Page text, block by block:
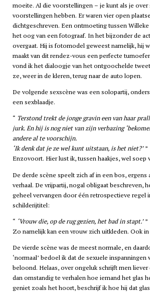
moeite. Al die voorstellingen – je kunt als je over
voorstellingen hebben. Er waren vier open
dichtgeschreven. Een ontmoeting tussen
het oog van een fotograaf. In het bijzonder de
overgaat. Hij is fotomodel geweest namelijk, hij
maakt van dit rendez-vous een perfecte
vond ik het dialoogje van het ontgoochelde
ze, weer in de kleren, terug naar de auto lopen.
De volgende sexscène was een solopartij,
een sexblaadje.
Terstond trekt de jonge gravin een van haar
jurk. En hij is nog niet van zijn verbazing
andere al te voorschijn.
‘Ik denk dat je ze wel kunt uitstaan, is het niet?’
Enzovoort. Hier lust ik, tussen haakjes, wel soep
De derde scène speelt zich af in een bos, ergens
verhaal. De vrijpartij, nogal obligaat beschreven,
geheel vervangen door één retrospectieve regel
schilderijtitel:
‘Vrouw die, op de rug gezien, het bad in stapt.’
Zo namelijk kan een vrouw zich uitkleden. Ook
De vierde scène was de meest normale, en
‘normaal’ bedoel ik dat de sexuele
beloond. Helaas, over ongeluk schrijft men liever
dan omstandig te verhalen hoe iemand het glas
geniet zoals het hoort, beschrijf ik hoe hij dat